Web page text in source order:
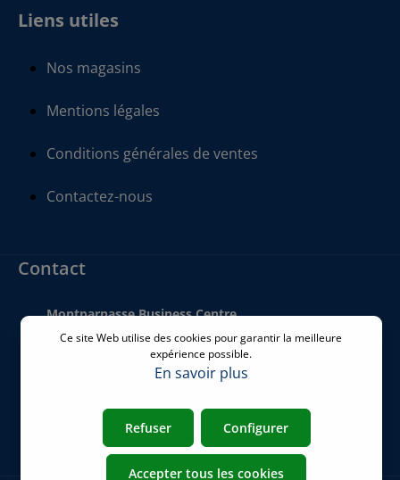
Liens utiles
Nos magasins
Mentions légales
Conditions générales de ventes
Contactez-nous
Contact
Montparnasse Business Centre
140 bis Rue de Rennes
Téléphone:+33 01 77 62 46 24
commercial@airicom.fr
Ce site Web utilise des cookies pour garantir la meilleure
expérience possible.
En savoir plus
Refuser Configurer
Accepter tous les cookies